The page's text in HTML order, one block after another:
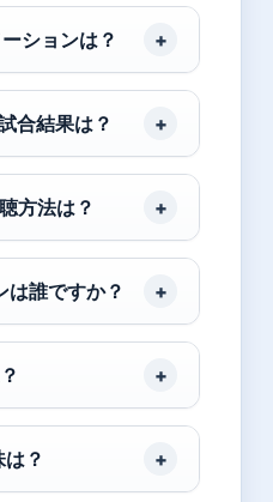
ションは？
合結果は？
方法は？
誰ですか？
？